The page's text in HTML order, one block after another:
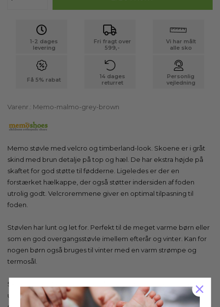
1-2 dages
levering
Fri fragt over
599,-
Vi har målt
alle sko
Få 5% rabat
14 dages
returret
Personlig
vejledning
Varenr.: Memo-malmo-grey-brown
Memo støvle med velcro og timberland-look. Skoene er i gråt
skind med brun detalje på top og hæl. De har ekstra højde på
skaftet for god støtte til fødderne. Ligeledes er der en
forstærket hælkappe, der også støtter indersiden af foden
utrolig godt. Velcroremmene giver en optimal tilpasning til
foden.
Støvlen har lunt og let for. Perfekt til de meget varme børn eller
som en god overgangsstøvle imellem efterår og vinter. Kan for
nogen børn også bruges til vinter med en varm strømpe og
termosål.
Skoen har en fleksibel undersål med støbabsorbering. Denne
undersål er unik, da den er med zone-inddelinger, så man kan